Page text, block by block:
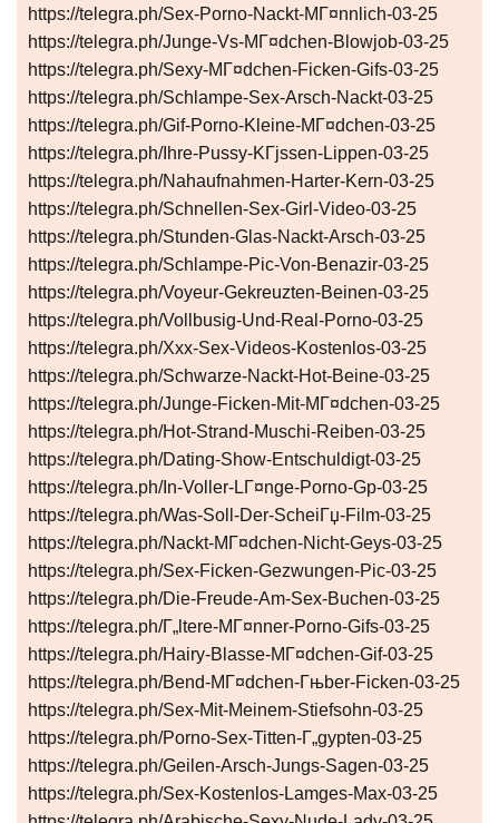
https://telegra.ph/Sex-Porno-Nackt-MГ¤nnlich-03-25
https://telegra.ph/Junge-Vs-MГ¤dchen-Blowjob-03-25
https://telegra.ph/Sexy-MГ¤dchen-Ficken-Gifs-03-25
https://telegra.ph/Schlampe-Sex-Arsch-Nackt-03-25
https://telegra.ph/Gif-Porno-Kleine-MГ¤dchen-03-25
https://telegra.ph/Ihre-Pussy-KГјssen-Lippen-03-25
https://telegra.ph/Nahaufnahmen-Harter-Kern-03-25
https://telegra.ph/Schnellen-Sex-Girl-Video-03-25
https://telegra.ph/Stunden-Glas-Nackt-Arsch-03-25
https://telegra.ph/Schlampe-Pic-Von-Benazir-03-25
https://telegra.ph/Voyeur-Gekreuzten-Beinen-03-25
https://telegra.ph/Vollbusig-Und-Real-Porno-03-25
https://telegra.ph/Xxx-Sex-Videos-Kostenlos-03-25
https://telegra.ph/Schwarze-Nackt-Hot-Beine-03-25
https://telegra.ph/Junge-Ficken-Mit-MГ¤dchen-03-25
https://telegra.ph/Hot-Strand-Muschi-Reiben-03-25
https://telegra.ph/Dating-Show-Entschuldigt-03-25
https://telegra.ph/In-Voller-LГ¤nge-Porno-Gp-03-25
https://telegra.ph/Was-Soll-Der-ScheiГџ-Film-03-25
https://telegra.ph/Nackt-MГ¤dchen-Nicht-Geys-03-25
https://telegra.ph/Sex-Ficken-Gezwungen-Pic-03-25
https://telegra.ph/Die-Freude-Am-Sex-Buchen-03-25
https://telegra.ph/Г„ltere-MГ¤nner-Porno-Gifs-03-25
https://telegra.ph/Hairy-Blasse-MГ¤dchen-Gif-03-25
https://telegra.ph/Bend-MГ¤dchen-Гњber-Ficken-03-25
https://telegra.ph/Sex-Mit-Meinem-Stiefsohn-03-25
https://telegra.ph/Porno-Sex-Titten-Г„gypten-03-25
https://telegra.ph/Geilen-Arsch-Jungs-Sagen-03-25
https://telegra.ph/Sex-Kostenlos-Lamges-Max-03-25